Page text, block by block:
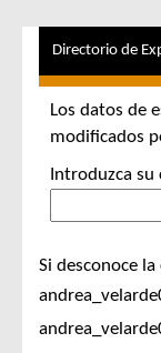
Directorio de
Los datos de
modificados
Introduzca
Si desconoce